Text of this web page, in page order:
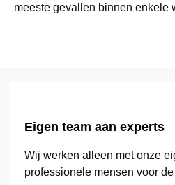
meeste gevallen binnen enkele
Eigen team aan experts
Wij werken alleen met onze
professionele mensen voor